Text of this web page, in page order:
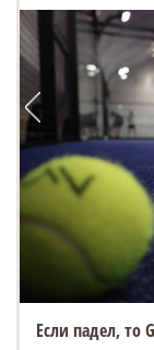
Если падел, то